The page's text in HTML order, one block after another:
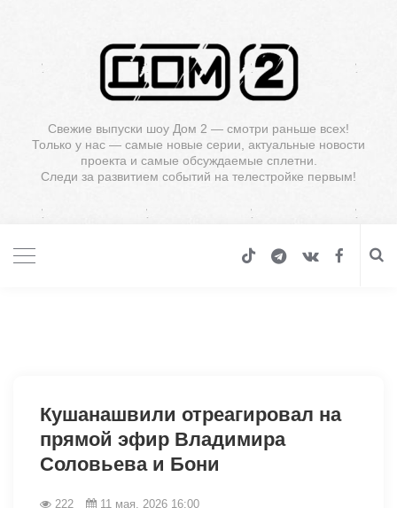
Свежие выпуски шоу Дом 2 — смотри раньше всех!
Только у нас — самые новые серии, актуальные новости
проекта и самые обсуждаемые сплетни.
Следи за развитием событий на телестройке первым!
Кушанашвили отреагировал на
прямой эфир Владимира
Соловьева и Бони
222 11 мая, 2026 16:00